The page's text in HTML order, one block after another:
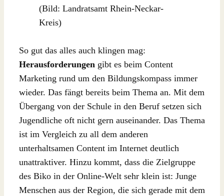
(Bild: Landratsamt Rhein-Neckar-
Kreis)
So gut das alles auch klingen mag:
Herausforderungen gibt es beim Content
Marketing rund um den Bildungskompass immer
wieder. Das fängt bereits beim Thema an. Mit dem
Übergang von der Schule in den Beruf setzen sich
Jugendliche oft nicht gern auseinander. Das Thema
ist im Vergleich zu all dem anderen
unterhaltsamen Content im Internet deutlich
unattraktiver. Hinzu kommt, dass die Zielgruppe
des Biko in der Online-Welt sehr klein ist: Junge
Menschen aus der Region, die sich gerade mit dem